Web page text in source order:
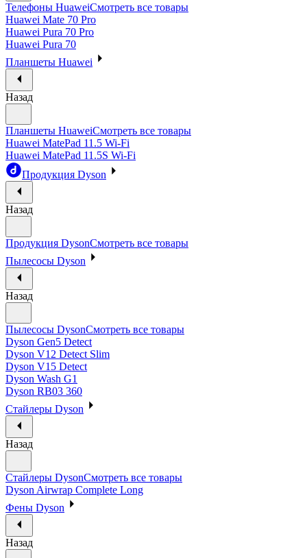
Телефоны HuaweiСмотреть все товары
Huawei Mate 70 Pro
Huawei Pura 70 Pro
Huawei Pura 70
Планшеты Huawei
Назад
Планшеты HuaweiСмотреть все товары
Huawei MatePad 11.5 Wi-Fi
Huawei MatePad 11.5S Wi-Fi
Продукция Dyson
Назад
Продукция DysonСмотреть все товары
Пылесосы Dyson
Назад
Пылесосы DysonСмотреть все товары
Dyson Gen5 Detect
Dyson V12 Detect Slim
Dyson V15 Detect
Dyson Wash G1
Dyson RB03 360
Стайлеры Dyson
Назад
Стайлеры DysonСмотреть все товары
Dyson Airwrap Complete Long
Фены Dyson
Назад